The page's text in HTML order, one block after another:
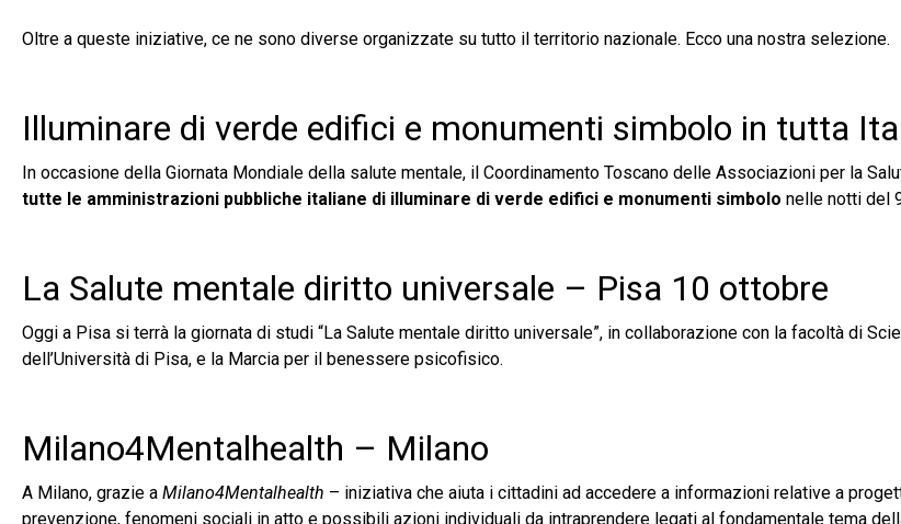
Oltre a queste iniziative, ce ne sono diverse organizzate su tutto il territorio nazionale. Ecco una nostra selezione.
Illuminare di verde edifici e monumenti simbolo in tutta
In occasione della Giornata Mondiale della salute mentale, il Coordinamento Toscano delle Associazioni per la
tutte le amministrazioni pubbliche italiane di illuminare di verde edifici e monumenti simbolo nelle notti del
La Salute mentale diritto universale – Pisa 10 ottobre
Oggi a Pisa si terrà la giornata di studi “La Salute mentale diritto universale”, in collaborazione con la facoltà di
dell’Università di Pisa, e la Marcia per il benessere psicofisico.
Milano4Mentalhealth – Milano
A Milano, grazie a Milano4Mentalhealth – iniziativa che aiuta i cittadini ad accedere a informazioni relative a
prevenzione, fenomeni sociali in atto e possibili azioni individuali da intraprendere legati al fondamentale tema